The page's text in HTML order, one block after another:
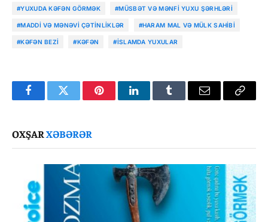
#YUXUDA KƏFƏN GÖRMƏK #MÜSBƏT VƏ MƏNFI YUXU ŞƏRHLƏRI
#MADDI VƏ MƏNƏVI ÇƏTINLIKLƏR #HARAM MAL VƏ MÜLK SAHIBI
#KƏFƏN BEZI #KƏFƏN #İSLAMDA YUXULAR
FacebookTwitter PinterestLinkedInTumblr Email
Copy
OXŞARXƏBƏRƏR